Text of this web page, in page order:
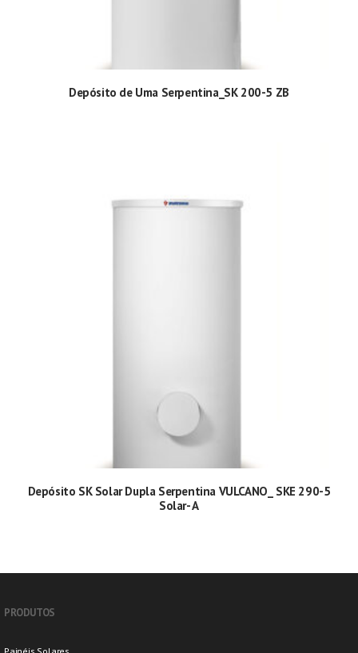
Depósito de Uma Serpentina_SK 200-5 ZB
Depósito SK Solar Dupla Serpentina VULCANO_ SKE 290-5
Solar- A
PRODUTOS